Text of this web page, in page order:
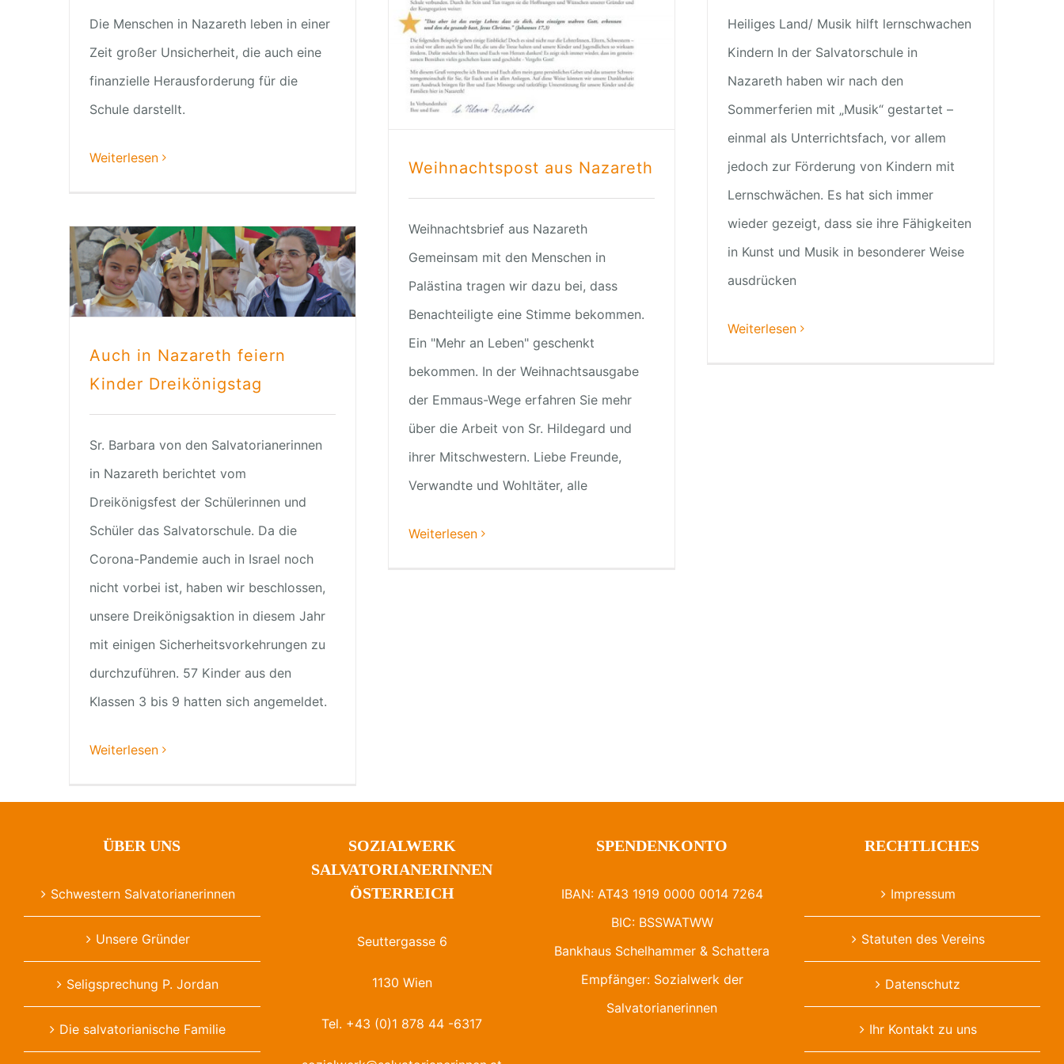
Die Menschen in Nazareth leben in einer
Zeit großer Unsicherheit, die auch eine
finanzielle Herausforderung für die
Schule darstellt.
Weiterlesen
Weihnachtspost aus Nazareth
Weihnachtsbrief aus Nazareth
Gemeinsam mit den Menschen in
Palästina tragen wir dazu bei, dass
Benachteiligte eine Stimme bekommen.
Ein "Mehr an Leben" geschenkt
bekommen. In der Weihnachtsausgabe
der Emmaus-Wege erfahren Sie mehr
über die Arbeit von Sr. Hildegard und
ihrer Mitschwestern. Liebe Freunde,
Verwandte und Wohltäter, alle
Weiterlesen
Heiliges Land/ Musik hilft lernschwachen
Kindern In der Salvatorschule in
Nazareth haben wir nach den
Sommerferien mit „Musik“ gestartet –
einmal als Unterrichtsfach, vor allem
jedoch zur Förderung von Kindern mit
Lernschwächen. Es hat sich immer
wieder gezeigt, dass sie ihre Fähigkeiten
in Kunst und Musik in besonderer Weise
ausdrücken
Weiterlesen
Auch in Nazareth feiern
Auch in Nazareth feiern
Kinder Dreikönigstag
Sr. Barbara von den Salvatorianerinnen
in Nazareth berichtet vom
Dreikönigsfest der Schülerinnen und
Schüler das Salvatorschule. Da die
Corona-Pandemie auch in Israel noch
nicht vorbei ist, haben wir beschlossen,
unsere Dreikönigsaktion in diesem Jahr
mit einigen Sicherheitsvorkehrungen zu
durchzuführen. 57 Kinder aus den
Klassen 3 bis 9 hatten sich angemeldet.
Weiterlesen
ÜBER UNS
Schwestern Salvatorianerinnen
Unsere Gründer
Seligsprechung P. Jordan
Die salvatorianische Familie
SOZIALWERK
SALVATORIANERINNEN
ÖSTERREICH
Seuttergasse 6
1130 Wien
Tel. +43 (0)1 878 44 -6317
SPENDENKONTO
IBAN: AT43 1919 0000 0014 7264
BIC: BSSWATWW
Bankhaus Schelhammer & Schattera
Empfänger: Sozialwerk der
Salvatorianerinnen
RECHTLICHES
Impressum
Statuten des Vereins
Datenschutz
Ihr Kontakt zu uns